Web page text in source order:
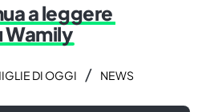
a leggere
Wamily
DI OGGI / NEWS